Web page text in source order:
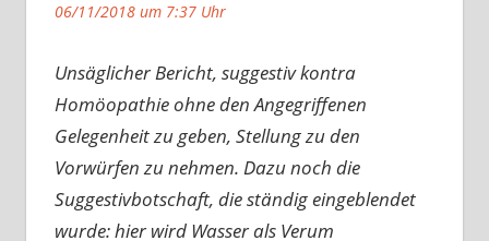
06/11/2018 um 7:37 Uhr
Unsäglicher Bericht, suggestiv kontra
Homöopathie ohne den Angegriffenen
Gelegenheit zu geben, Stellung zu den
Vorwürfen zu nehmen. Dazu noch die
Suggestivbotschaft, die ständig eingeblendet
wurde: hier wird Wasser als Verum